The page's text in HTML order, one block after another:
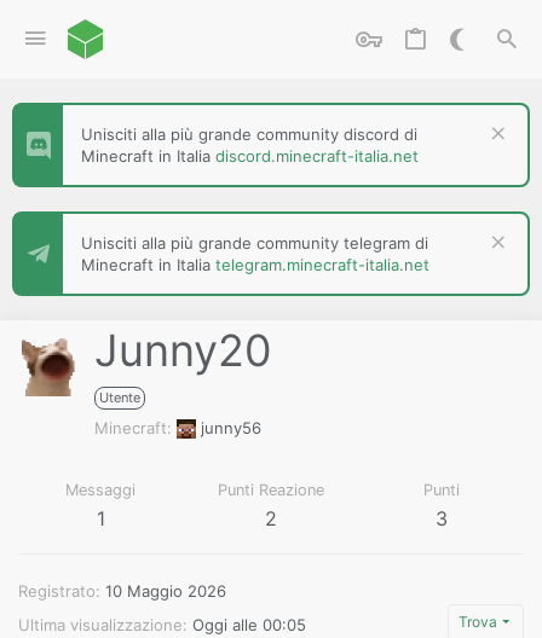
Unisciti alla più grande community discord di
Minecraft in Italia discord.minecraft-italia.net
Unisciti alla più grande community telegram di
Minecraft in Italia telegram.minecraft-italia.net
Junny20
Utente
Minecraft junny56
Messaggi
1
Punti Reazione
2
Punti
3
Registrato 10 Maggio 2026
Ultima visualizzazione Oggi alle 00:05 Trova